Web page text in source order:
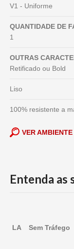
V1 - Uniforme
QUANTIDADE DE
1
OUTRAS
Retificado ou Bold
Liso
100% resistente a
VER
Entenda as
LA Sem Tráfego